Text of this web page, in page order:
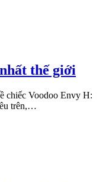
thế giới
chiếc Voodoo Envy H:
trên,…